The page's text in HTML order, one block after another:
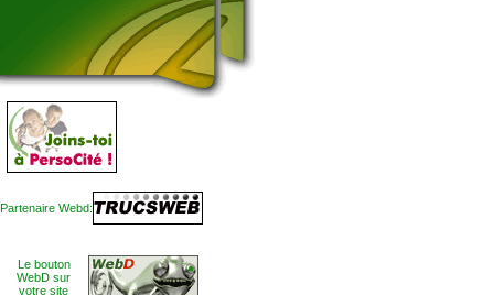
Partenaire Webd:
Le bouton
WebD sur
votre site